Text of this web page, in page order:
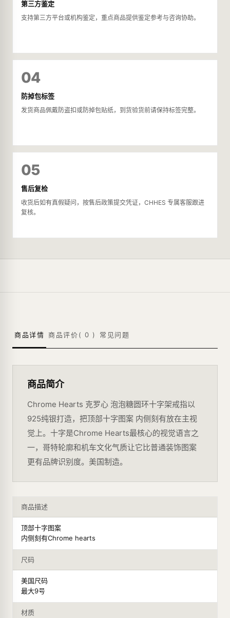
第三方鉴定
支持第三方平台或机构鉴定，重点商品提供鉴定参考与咨询协助。
04
防掉包标签
发货商品佩戴防盗扣或防掉包贴纸，到货验货前请保持标签完整。
05
售后复检
收货后如有真假疑问，按售后政策提交凭证，CHHES 专属客服跟进
复核。
商品详情 商品评价( 0 ) 常见问题
商品简介
Chrome Hearts 克罗心 泡泡糖圆环十字架戒指以
925纯银打造，把顶部十字图案 内侧刻有放在主视
觉上。十字是Chrome Hearts最核心的视觉语言之
一，哥特轮廓和机车文化气质让它比普通装饰图案
更有品牌识别度。美国制造。
商品描述
顶部十字图案
内侧刻有Chrome hearts
尺码
美国尺码
最大9号
材质